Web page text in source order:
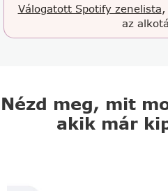
Válogatott Spotify zenelista,
az
Nézd meg, mit
akik már